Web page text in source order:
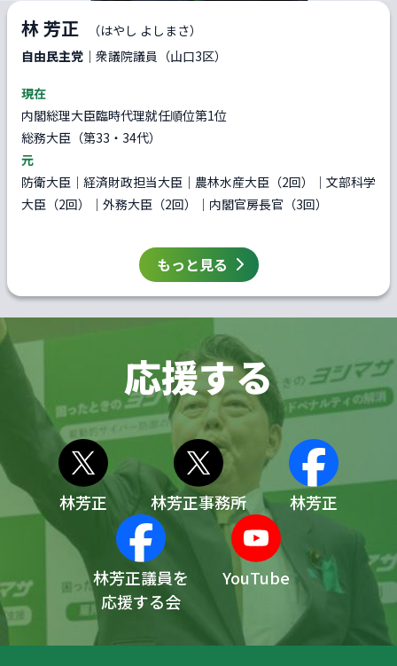
林 芳正
（はやし よしまさ）
自由民主党 ｜衆議院議員（山口3区）
現在
内閣総理大臣臨時代理就任順位第1位
総務大臣（第33・34代）
元
防衛大臣｜経済財政担当大臣｜農林水産大臣（2回）｜文部科学
大臣（2回）｜外務大臣（2回）｜内閣官房長官（3回）
もっと見る
応援する
林芳正 林芳正事務所 林芳正
林芳正議員を
応援する会
YouTube